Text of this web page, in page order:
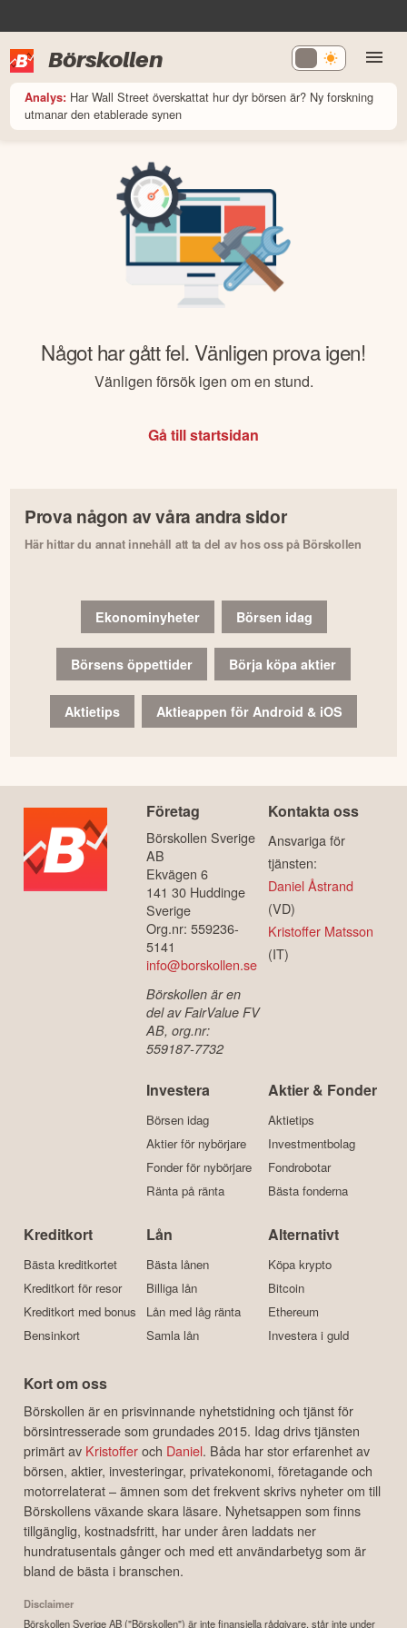
Börskollen
Analys: Har Wall Street överskattat hur dyr börsen är? Ny forskning
utmanar den etablerade synen
Något har gått fel. Vänligen prova igen!
Vänligen försök igen om en stund.
Gå till startsidan
Prova någon av våra andra sidor
Här hittar du annat innehåll att ta del av hos oss på Börskollen
Ekonominyheter Börsen idag
Börsens öppettider Börja köpa aktier
Aktietips Aktieappen för Android & iOS
Företag
Börskollen Sverige
AB
Ekvägen 6
141 30 Huddinge
Sverige
Org.nr: 559236-
5141
info@borskollen.se
Börskollen är en
del av FairValue FV
AB, org.nr:
559187-7732
Kontakta oss
Ansvariga för
tjänsten:
Daniel Åstrand
(VD)
Kristoffer Matsson
(IT)
Investera
Börsen idag
Aktier för nybörjare
Fonder för nybörjare
Ränta på ränta
Aktier & Fonder
Aktietips
Investmentbolag
Fondrobotar
Bästa fonderna
Kreditkort
Bästa kreditkortet
Kreditkort för resor
Kreditkort med bonus
Bensinkort
Lån
Bästa lånen
Billiga lån
Lån med låg ränta
Samla lån
Alternativt
Köpa krypto
Bitcoin
Ethereum
Investera i guld
Kort om oss
Börskollen är en prisvinnande nyhetstidning och tjänst för
börsintresserade som grundades 2015. Idag drivs tjänsten
primärt av Kristofferoch Daniel. Båda har stor erfarenhet av
börsen, aktier, investeringar, privatekonomi, företagande och
motorrelaterat – ämnen som det frekvent skrivs nyheter om till
Börskollens växande skara läsare. Nyhetsappen som finns
tillgänglig, kostnadsfritt, har under åren laddats ner
hundratusentals gånger och med ett användarbetyg som är
bland de bästa i branschen.
Disclaimer
Börskollen Sverige AB ("Börskollen") är inte finansiella rådgivare, står inte under